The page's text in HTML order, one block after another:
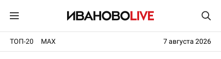
ТОП-20 MAX 7 августа 2026